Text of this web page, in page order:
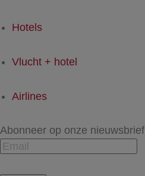
Hotels
Vlucht + hotel
Airlines
Abonneer op onze nieuwsbrief